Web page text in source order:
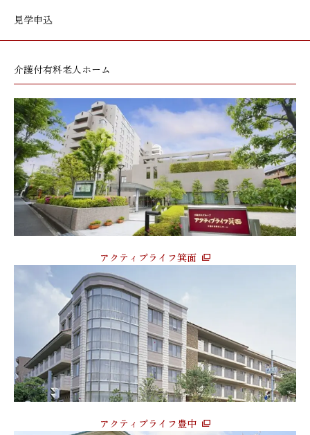
見学申込
介護付有料老人ホーム
アクティブライフ箕面
アクティブライフ豊中